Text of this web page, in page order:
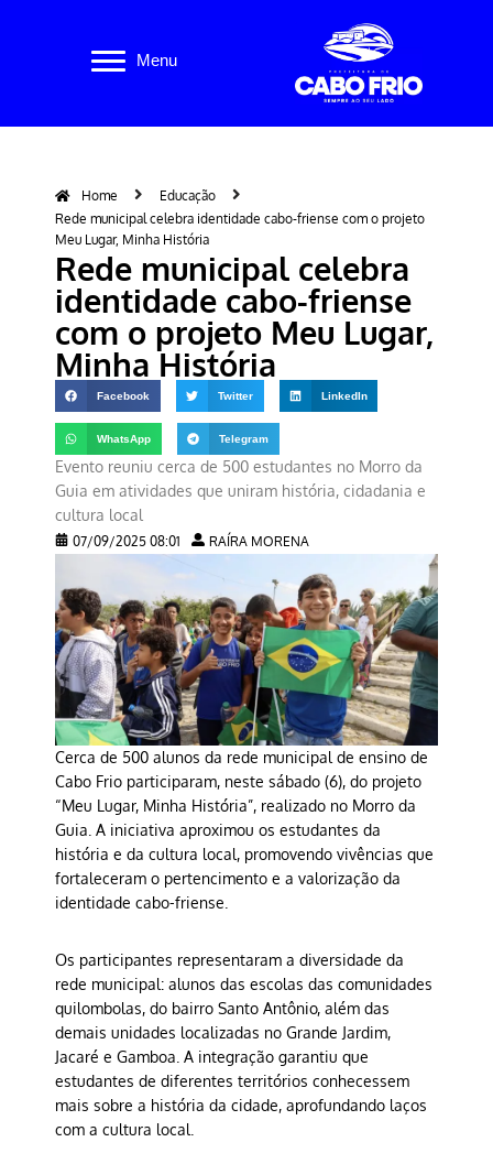
Menu
Home
Educação
Rede municipal celebra identidade cabo-friense com o projeto
Meu Lugar, Minha História
Rede municipal celebra
identidade cabo-friense
com o projeto Meu Lugar,
Minha História
Facebook Twitter LinkedIn
WhatsApp Telegram
Evento reuniu cerca de 500 estudantes no Morro da
Guia em atividades que uniram história, cidadania e
cultura local
07/09/2025 08:01 RAÍRA MORENA
Cerca de 500 alunos da rede municipal de ensino de
Cabo Frio participaram, neste sábado (6), do projeto
“Meu Lugar, Minha História”, realizado no Morro da
Guia. A iniciativa aproximou os estudantes da
história e da cultura local, promovendo vivências que
fortaleceram o pertencimento e a valorização da
identidade cabo-friense.
Os participantes representaram a diversidade da
rede municipal: alunos das escolas das comunidades
quilombolas, do bairro Santo Antônio, além das
demais unidades localizadas no Grande Jardim,
Jacaré e Gamboa. A integração garantiu que
estudantes de diferentes territórios conhecessem
mais sobre a história da cidade, aprofundando laços
com a cultura local.